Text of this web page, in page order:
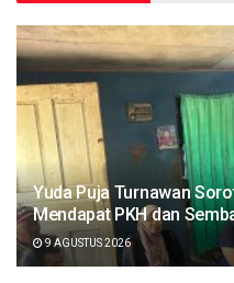
Yuda Puja Turnawan
Mendapat PKH dan
9 AGUSTUS 2026